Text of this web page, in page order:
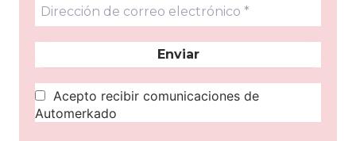
Acepto recibir comunicaciones de
Automerkado